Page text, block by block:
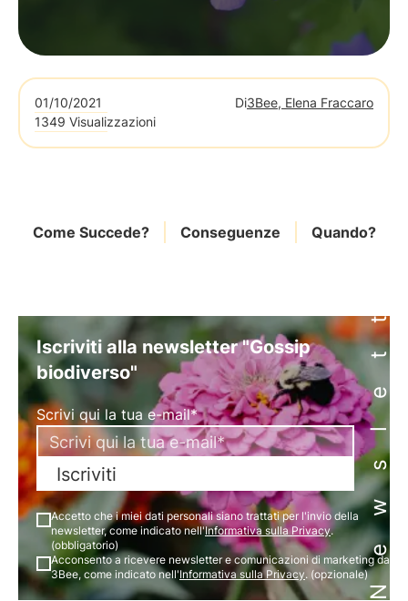
01/10/2021 Di3Bee, Elena Fraccaro
1349 Visualizzazioni
Come Succede? Conseguenze Quando?Newsletter
Iscriviti alla newsletter "Gossip
biodiverso"
Scrivi qui la tua e-mail*
Iscriviti
Accetto che i miei dati personali siano trattati per l'invio della
newsletter, come indicato nell'Informativa sulla Privacy.
(obbligatorio)
Acconsento a ricevere newsletter e comunicazioni di marketing da
3Bee, come indicato nell'Informativa sulla Privacy. (opzionale)